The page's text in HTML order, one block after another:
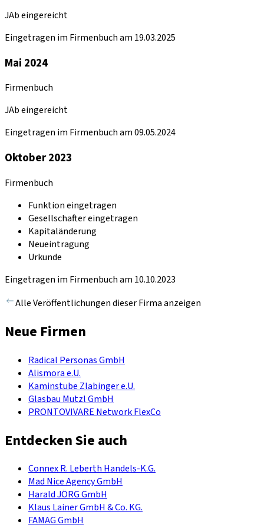
JAb eingereicht
Eingetragen im Firmenbuch am 19.03.2025
Mai 2024
Firmenbuch
JAb eingereicht
Eingetragen im Firmenbuch am 09.05.2024
Oktober 2023
Firmenbuch
Funktion eingetragen
Gesellschafter eingetragen
Kapitaländerung
Neueintragung
Urkunde
Eingetragen im Firmenbuch am 10.10.2023
Alle Veröffentlichungen dieser Firma anzeigen
Neue Firmen
Radical Personas GmbH
Alismora e.U.
Kaminstube Zlabinger e.U.
Glasbau Mutzl GmbH
PRONTOVIVARE Network FlexCo
Entdecken Sie auch
Connex R. Leberth Handels-K.G.
Mad Nice Agency GmbH
Harald JÖRG GmbH
Klaus Lainer GmbH & Co. KG.
FAMAG GmbH